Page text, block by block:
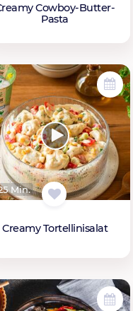
Cowboy-Butter-
Pasta
Min.
Creamy Tortellinisalat